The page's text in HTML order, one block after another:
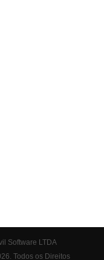
Software LTDA
Todos os Direitos